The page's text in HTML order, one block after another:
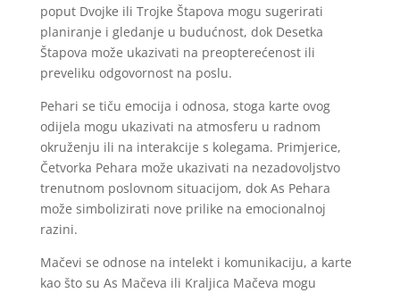
poput Dvojke ili Trojke Štapova mogu sugerirati
planiranje i gledanje u budućnost, dok Desetka
Štapova može ukazivati na preopterećenost ili
preveliku odgovornost na poslu.
Pehari se tiču emocija i odnosa, stoga karte ovog
odijela mogu ukazivati na atmosferu u radnom
okruženju ili na interakcije s kolegama. Primjerice,
Četvorka Pehara može ukazivati na nezadovoljstvo
trenutnom poslovnom situacijom, dok As Pehara
može simbolizirati nove prilike na emocionalnoj
razini.
Mačevi se odnose na intelekt i komunikaciju, a karte
kao što su As Mačeva ili Kraljica Mačeva mogu